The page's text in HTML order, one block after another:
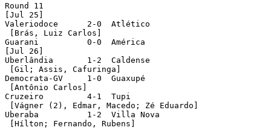
Round 11
[Jul 25]
Valeriodoce	 2-0  Atlético
[Brás, Luiz Carlos]
Guarani		 0-0  América
[Jul 26]
Uberlândia	 1-2  Caldense
[Gil; Assis, Cafuringa]
Democrata-GV	 1-0  Guaxupé
[Antônio Carlos]
Cruzeiro	 4-1  Tupi
[Vágner (2), Edmar, Macedo; Zé Eduardo]
Uberaba	 	 1-2  Villa Nova
[Hílton; Fernando, Rubens]